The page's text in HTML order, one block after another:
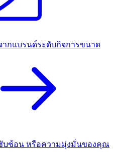
ากแบรนด์ระดับกิจการขนาด
บซ้อน หรือความมุ่งมั่นของคุณ